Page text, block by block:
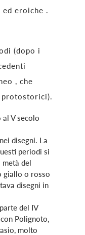
eroiche .
(dopo i
, che
al V secolo
disegni. La
periodi si
del
giallo o rosso
disegni in
del IV
Polignoto,
molto